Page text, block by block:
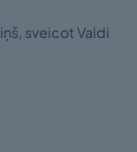
sveicot Valdi